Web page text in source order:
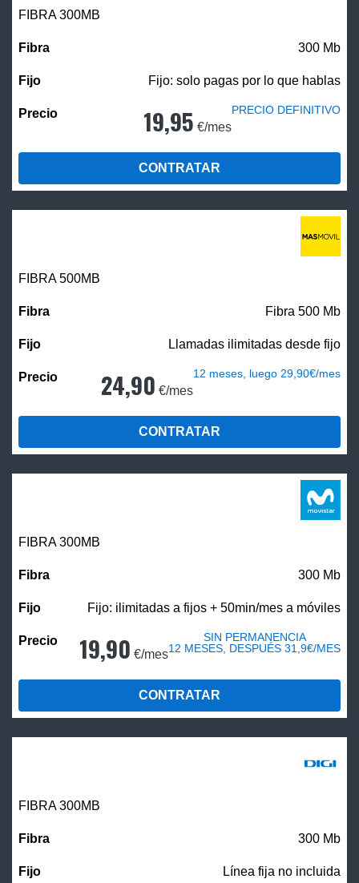
FIBRA 300MB
300 Mb
Fijo: solo pagas por lo que hablas
19,95 €/mes
PRECIO DEFINITIVO
CONTRATAR
FIBRA500MB
Fibra 500 Mb
Llamadas ilimitadas desde fijo
24,90 €/mes
12 meses, luego 29,90€/mes
CONTRATAR
FIBRA 300MB
300 Mb
Fijo: ilimitadas a fijos + 50min/mes a móviles
19,90 €/mes
SIN PERMANENCIA
12 MESES, DESPUÉS 31,9€/MES
CONTRATAR
FIBRA 300MB
300 Mb
Línea fija no incluida